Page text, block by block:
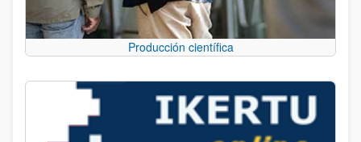
Producción científica